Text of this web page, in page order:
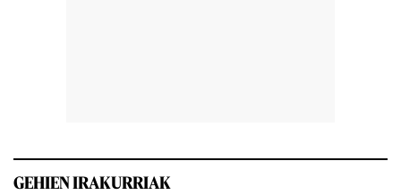
GEHIEN IRAKURRIAK